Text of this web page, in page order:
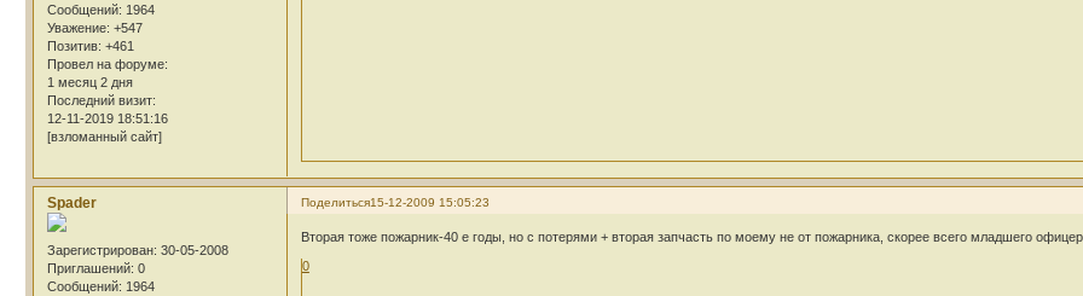
Сообщений: 1964
Уважение: +547
Позитив: +461
Провел на форуме:
1 месяц 2 дня
Последний визит:
12-11-2019 18:51:16
[взломанный сайт]
Поделиться15-12-2009 15:05:23
Spader
Зарегистрирован: 30-05-2008
Приглашений: 0
Сообщений: 1964
Вторая тоже пожарник-40 е годы, но с потерями + вторая запчасть по моему не от пожарника, скорее всего младшего
0